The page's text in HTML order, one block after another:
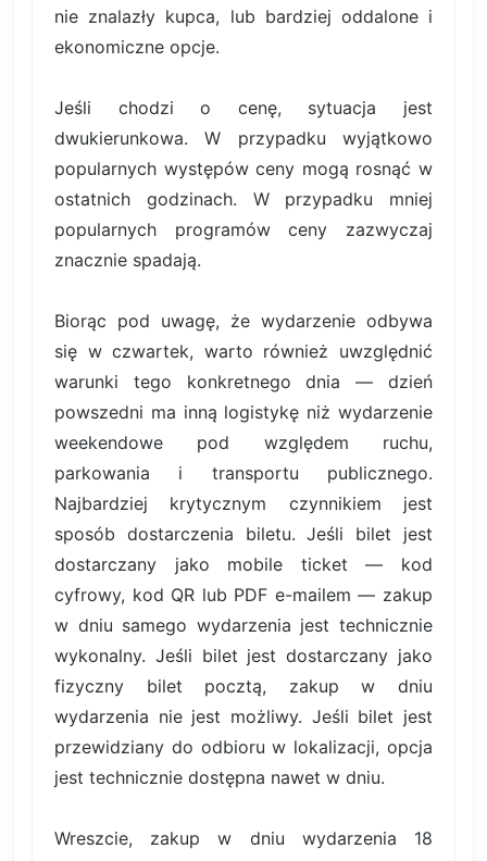
nie znalazły kupca, lub bardziej oddalone i
ekonomiczne opcje.
Jeśli chodzi o cenę, sytuacja jest
dwukierunkowa. W przypadku wyjątkowo
popularnych występów ceny mogą rosnąć w
ostatnich godzinach. W przypadku mniej
popularnych programów ceny zazwyczaj
znacznie spadają.
Biorąc pod uwagę, że wydarzenie odbywa
się w czwartek, warto również uwzględnić
warunki tego konkretnego dnia — dzień
powszedni ma inną logistykę niż wydarzenie
weekendowe pod względem ruchu,
parkowania i transportu publicznego.
Najbardziej krytycznym czynnikiem jest
sposób dostarczenia biletu. Jeśli bilet jest
dostarczany jako mobile ticket — kod
cyfrowy, kod QR lub PDF e-mailem — zakup
w dniu samego wydarzenia jest technicznie
wykonalny. Jeśli bilet jest dostarczany jako
fizyczny bilet pocztą, zakup w dniu
wydarzenia nie jest możliwy. Jeśli bilet jest
przewidziany do odbioru w lokalizacji, opcja
jest technicznie dostępna nawet w dniu.
Wreszcie, zakup w dniu wydarzenia 18